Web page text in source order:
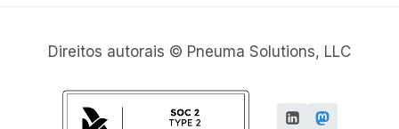
Direitos autorais © Pneuma Solutions, LLC